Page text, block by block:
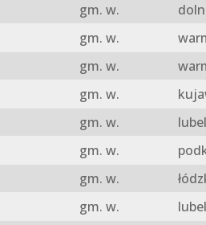
gm. w.
gm. w.
gm. w.
gm. w.
gm. w.
gm. w.
gm. w.
gm. w.